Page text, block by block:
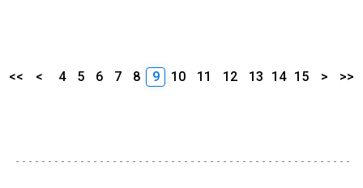
<< < 4 5 6 7 8 9 10 11 12 13 14 15 > >>